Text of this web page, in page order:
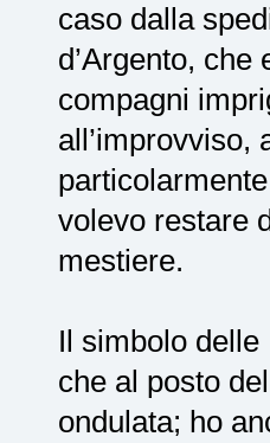
caso dalla
d’Argento,
compagni
all’improvviso,
volevo restare
mestiere.
Il simbolo delle
che al posto
ondulata; ho